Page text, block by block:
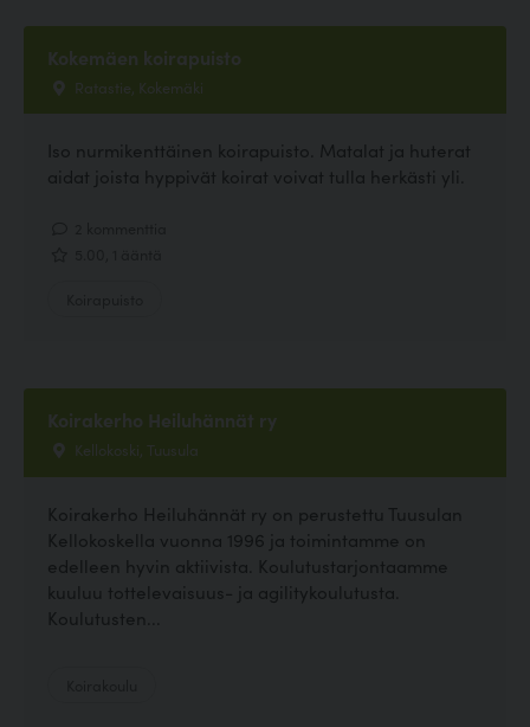
Kokemäen koirapuisto
Ratastie, Kokemäki
Iso nurmikenttäinen koirapuisto. Matalat ja huterat
aidat joista hyppivät koirat voivat tulla herkästi yli.
Koirakerho Heiluhännät ry
Kellokoski, Tuusula
Koirakerho Heiluhännät ry on perustettu Tuusulan
Kellokoskella vuonna 1996 ja toimintamme on
edelleen hyvin aktiivista. Koulutustarjontaamme
kuuluu tottelevaisuus- ja agilitykoulutusta.
Koulutusten...